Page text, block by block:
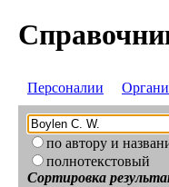
Персоналии
по автору и
полнотекстовый
Сортировка